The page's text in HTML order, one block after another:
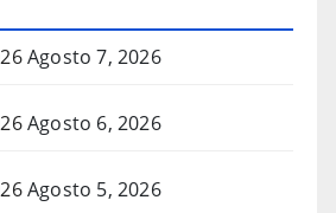
Agosto 7, 2026
Agosto 6, 2026
Agosto 5, 2026